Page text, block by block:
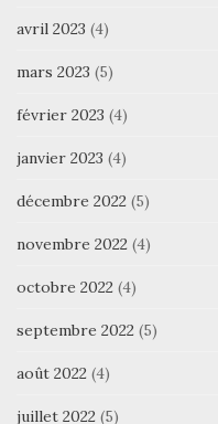
avril 2023 (4)
mars 2023 (5)
février 2023 (4)
janvier 2023 (4)
décembre 2022 (5)
novembre 2022 (4)
octobre 2022 (4)
septembre 2022 (5)
août 2022 (4)
juillet 2022 (5)